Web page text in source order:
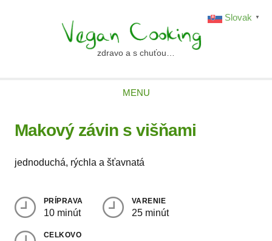
vegancooking.skzdravo a s chuťou…
MENU
Makový závin s višňami
jednoduchá, rýchla a šťavnatá
PRÍPRAVA
10 minút
VARENIE
25 minút
CELKOVO
Slovak ▼